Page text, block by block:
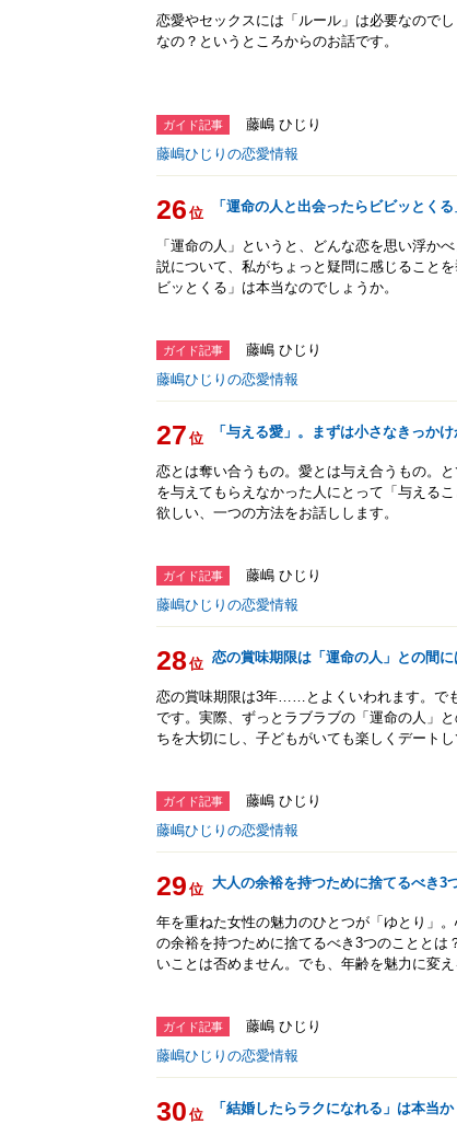
恋愛やセックスには「ルール」は必要なので
なの？というところからのお話です。
ガイド記事
藤嶋 ひじり
藤嶋ひじりの恋愛情報
26 位 「運命の人と出会ったらビビッとくる
「運命の人」というと、どんな恋を思い浮か
説について、私がちょっと疑問に感じること
ビッとくる」は本当なのでしょうか。
ガイド記事
藤嶋 ひじり
藤嶋ひじりの恋愛情報
27 位 「与える愛」。まずは小さなきっかけ
恋とは奪い合うもの。愛とは与え合うもの。
を与えてもらえなかった人にとって「与える
欲しい、一つの方法をお話しします。
ガイド記事
藤嶋 ひじり
藤嶋ひじりの恋愛情報
28位 恋の賞味期限は「運命の人」との間に
恋の賞味期限は3年……とよくいわれます。で
です。実際、ずっとラブラブの「運命の人」
ちを大切にし、子どもがいても楽しくデートし
ガイド記事
藤嶋 ひじり
藤嶋ひじりの恋愛情報
29 位 大人の余裕を持つために捨てるべき3
年を重ねた女性の魅力のひとつが「ゆとり」
の余裕を持つために捨てるべき3つのこととは
いことは否めません。でも、年齢を魅力に変え
ガイド記事
藤嶋 ひじり
藤嶋ひじりの恋愛情報
30 位 「結婚したらラクになれる」は本当か